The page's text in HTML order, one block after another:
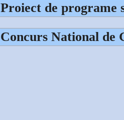
Proiect de programe
Concurs National de